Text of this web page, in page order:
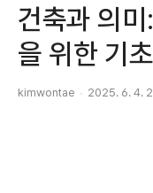
건축과 의
을 위한 기
kimwontae 2025. 6. 4.